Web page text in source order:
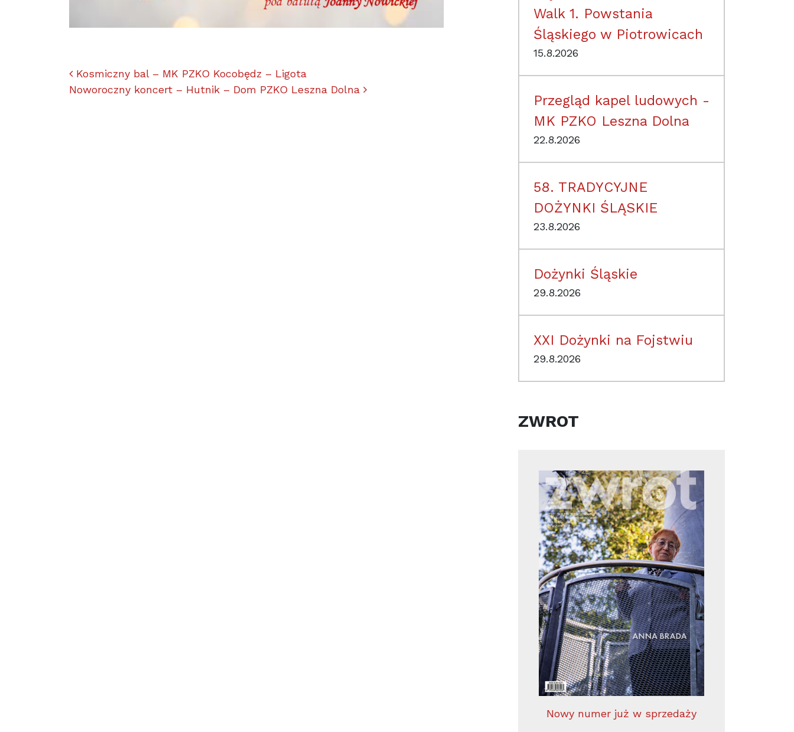
Nawigacja po artykułach
Kosmiczny bal – MK PZKO Kocobędz – Ligota
Noworoczny koncert – Hutnik – Dom PZKO Leszna Dolna
Walk 1. Powstania
Śląskiego w Piotrowicach
15.8.2026
Przegląd kapel ludowych -
MK PZKO Leszna Dolna
22.8.2026
58. TRADYCYJNE
DOŻYNKI ŚLĄSKIE
23.8.2026
Dożynki Śląskie
29.8.2026
XXI Dożynki na Fojstwiu
29.8.2026
ZWROT
Nowy numer już w sprzedaży